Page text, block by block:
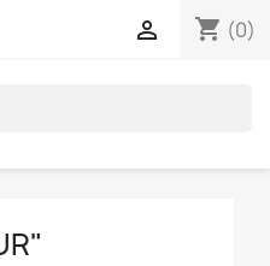
shopping_cart (0)
